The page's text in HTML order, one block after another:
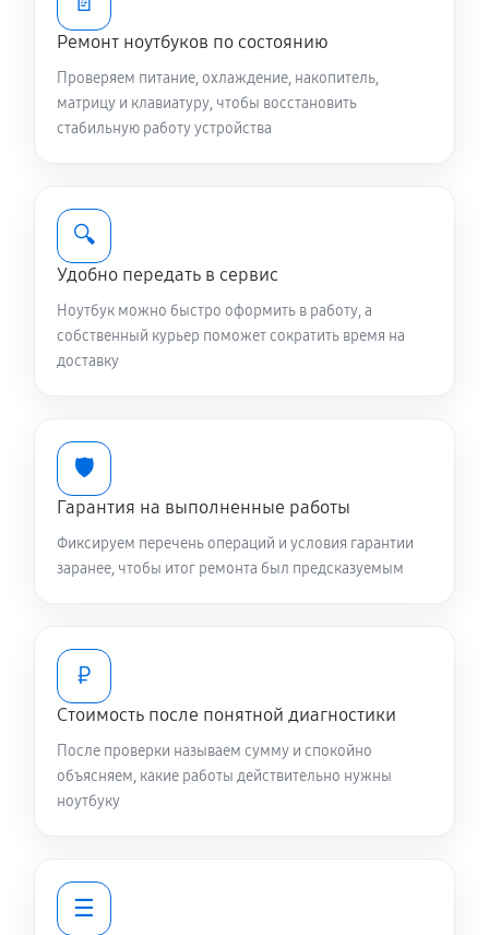
Чистка от пыли ноутбука Asus L1 L1500CDABQ0641T
640 руб 90 минут
Ремонт подсветки ноутбука Asus L1
L1500CDABQ0641T
780 руб 70 минут
Настройка BIOS ноутбука Asus L1
Замена видеочипа ноутбука Asus L1
L1500CDABQ0641T
1780 руб 120 минут
Ремонт цепей питания
1630 руб 80 минут
Замена контроллера питания
Ремонт ноутбуков по состоянию
Проверяем питание, охлаждение, накопитель,
матрицу и клавиатуру, чтобы восстановить
стабильную работу устройства
🔍
Удобно передать в сервис
Ноутбук можно быстро оформить в работу, а
собственный курьер поможет сократить время на
доставку
🛡️
Гарантия на выполненные работы
Фиксируем перечень операций и условия гарантии
заранее, чтобы итог ремонта был предсказуемым
₽
Стоимость после понятной диагностики
После проверки называем сумму и спокойно
объясняем, какие работы действительно нужны
ноутбуку
☰